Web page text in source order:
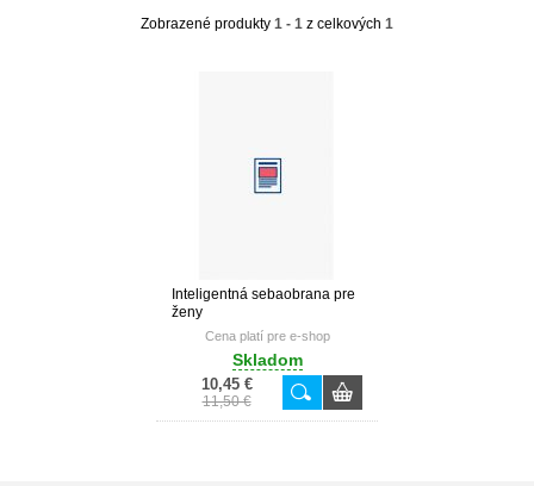
Zobrazené produkty 1 - 1 z celkových 1
Inteligentná sebaobrana pre
ženy
Cena platí pre e-shop
Skladom
10,45 €
11,50 €